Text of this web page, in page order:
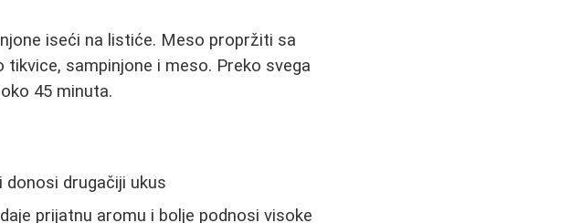
iseći na listiće. Meso propržiti sa
sampinjone i meso. Preko svega
45 minuta.
drugačiji ukus
prijatnu aromu i bolje podnosi visoke